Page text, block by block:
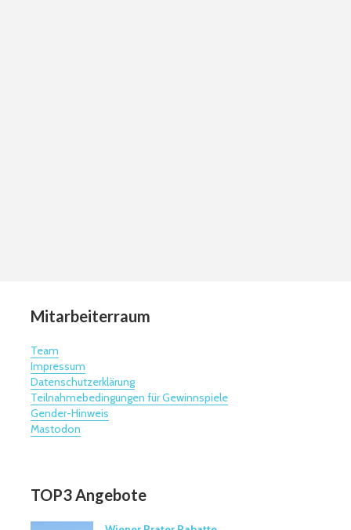
Mitarbeiterraum
Team
Impressum
Datenschutzerklärung
Teilnahmebedingungen für Gewinnspiele
Gender-Hinweis
Mastodon
TOP3 Angebote